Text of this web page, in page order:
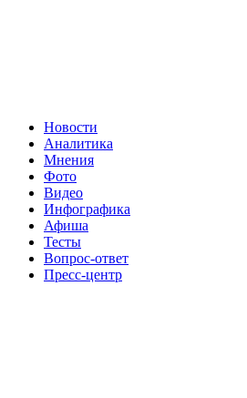
Новости
Аналитика
Мнения
Фото
Видео
Инфографика
Афиша
Тесты
Вопрос-ответ
Пресс-центр